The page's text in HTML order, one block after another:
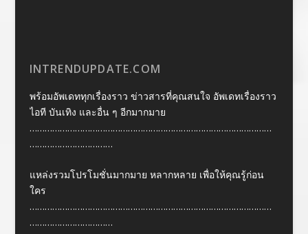
INTRENDUPDATE.COM
พร้อมอัพเดททุกเรื่องราว ข่าวสารที่คุณสนใจ อัพเดทเรื่องราว
ไอที บันเทิง และอื่น ๆ อีกมากมาย
……………………………………………………………………………………
……………………………
แหล่งรวมโปรโมชั่นมากมาย หลากหลาย เพื่อให้คุณรู้ก่อน
ใคร
……………………………………………………………………………………
……………………………